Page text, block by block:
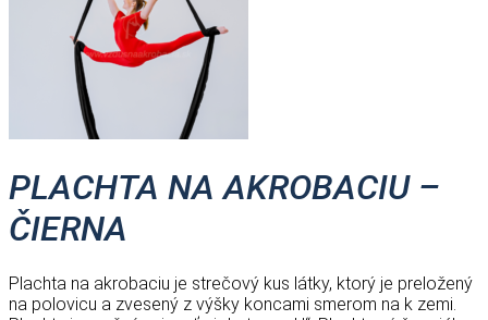
PLACHTA NA AKROBACIU –
ČIERNA
Plachta na akrobaciu je strečový kus látky, ktorý je preložený
na polovicu a zvesený z výšky koncami smerom na k zemi.